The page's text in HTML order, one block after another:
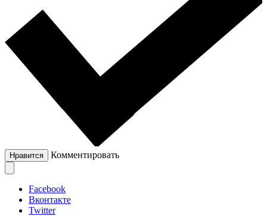
Нравится Комментировать
Facebook
Вконтакте
Twitter